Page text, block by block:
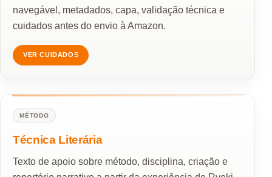
navegável, metadados, capa, validação técnica e
cuidados antes do envio à Amazon.
VER CUIDADOS
MÉTODO
Técnica Literária
Texto de apoio sobre método, disciplina, criação e